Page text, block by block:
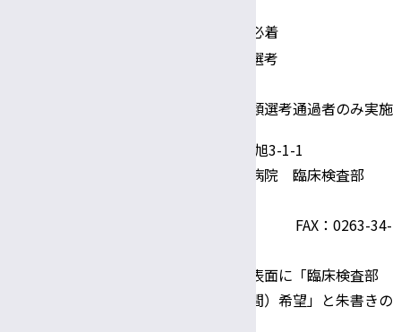
令和7年7月31日(木)必着
・第一次試験：書類選考
※第二次選考は、書類選考通過者のみ実施
〒390-8621 松本市旭3-1-1
信州大学医学部附属病院 臨床検査部
TEL：0263-37-2805 FAX：0263-34-
郵送の場合、封筒の表面に「臨床検査部
臨床検査技師（短時間）希望」と朱書きの